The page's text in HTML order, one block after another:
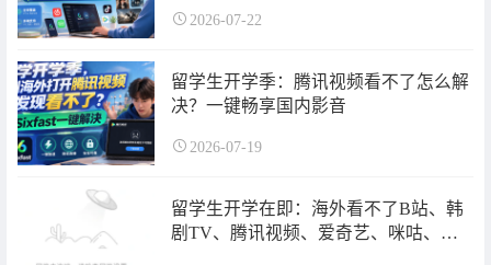
用指南来了！超长免费加速时长可领
2026-07-22
留学生开学季：腾讯视频看不了怎么解
决？一键畅享国内影音
2026-07-19
留学生开学在即：海外看不了B站、韩
剧TV、腾讯视频、爱奇艺、咪咕、央